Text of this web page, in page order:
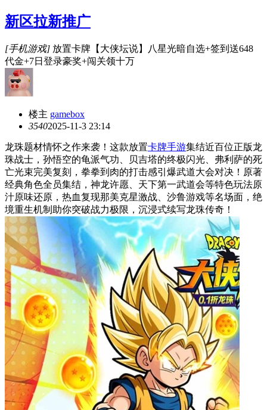
新区拉新推广
[手机游戏] 放置卡牌【大侠坛说】八星光暗自选+签到送648
代金+7日登录豪奖+闯关领十万
楼主 gamebox
35402025-11-3 23:14
龙珠题材情怀之作来袭！这款放置卡牌手游集结近百位正版龙
珠战士，孙悟空的龟派气功、贝吉塔的终极闪光、弗利萨的死
亡光束完美复刻，拳拳到肉的打击感引爆武道大会对决！原著
经典角色全员集结，神龙许愿、天下第一武道会等特色玩法原
汁原味还原，热血复现那美克星激战、沙鲁游戏等名场面，绝
境重生机制助你突破战力极限，沉浸式续写龙珠传奇！